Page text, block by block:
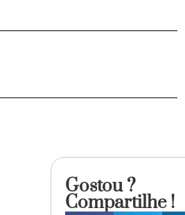
Gostou ?
Compartilhe !